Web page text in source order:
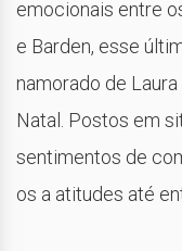
emocionais entre
e Barden, esse
namorado de
Natal. Postos em
sentimentos de
os a atitudes até